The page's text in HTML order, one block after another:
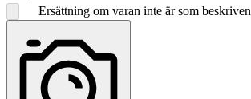
Ersättning om varan inte är som beskriven